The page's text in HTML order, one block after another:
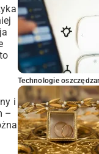
to
i
–
Technologie